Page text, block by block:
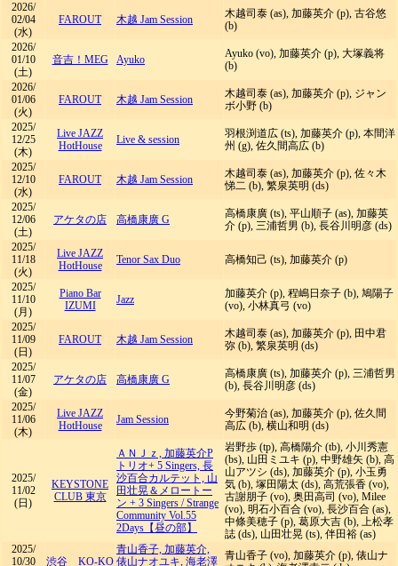
2026/
02/04
(水)
FAROUT 木越 Jam Session
木越司泰 (as), 加藤英介 (p), 古谷悠
(b)
2026/
01/10
(土)
音吉！MEG Ayuko
Ayuko (vo), 加藤英介 (p), 大塚義将
(b)
2026/
01/06
(火)
FAROUT 木越 Jam Session
木越司泰 (as), 加藤英介 (p), ジャン
ボ小野 (b)
2025/
12/25
(木)
Live JAZZ
HotHouse
Live & session
羽根渕道広 (ts), 加藤英介 (p), 本間洋
州 (g), 佐久間高広 (b)
2025/
12/10
(水)
FAROUT 木越 Jam Session
木越司泰 (as), 加藤英介 (p), 佐々木
悌二 (b), 繁泉英明 (ds)
2025/
12/06
(土)
アケタの店 高橋康廣 G
高橋康廣 (ts), 平山順子 (as), 加藤英
介 (p), 三浦哲男 (b), 長谷川明彦 (ds)
2025/
11/18
(火)
Live JAZZ
HotHouse
Tenor Sax Duo 高橋知己 (ts), 加藤英介 (p)
2025/
11/10
(月)
Piano Bar
IZUMI
Jazz
加藤英介 (p), 程嶋日奈子 (b), 鳩陽子
(vo), 小林真弓 (vo)
2025/
11/09
(日)
FAROUT 木越 Jam Session
木越司泰 (as), 加藤英介 (p), 田中君
弥 (b), 繁泉英明 (ds)
2025/
11/07
(金)
アケタの店 高橋康廣 G
高橋康廣 (ts), 加藤英介 (p), 三浦哲男
(b), 長谷川明彦 (ds)
2025/
11/06
(木)
Live JAZZ
HotHouse
Jam Session
今野菊治 (as), 加藤英介 (p), 佐久間
高広 (b), 横山和明 (ds)
2025/
11/02
(日)
KEYSTONE
CLUB 東京
ＡＮＪｚ, 加藤英介P
トリオ+ 5 Singers, 長
沙百合カルテット, 山
田壮晃＆メロートー
ン + 3 Singers /Strange
Community Vol.55
2Days【昼の部】
岩野歩 (tp), 高橋陽介 (tb), 小川秀憲
(bs), 山田ミユキ (p), 中野雄矢 (b), 高
山アツシ (ds), 加藤英介 (p), 小玉勇
気 (b), 塚田陽太 (ds), 高荒張香 (vo),
古謝朋子 (vo), 奥田高司 (vo), Milee
(vo), 明石小百合 (vo), 長沙百合 (as),
中條美穂子 (p), 葛原大吉 (b), 上松孝
誌 (ds), 山田壮晃 (ts), 伴田裕 (as)
2025/
10/30
渋谷 KO-KO
青山香子, 加藤英介,
俵山ナオユキ, 海老澤 青山香子 (vo), 加藤英介 (p), 俵山ナ